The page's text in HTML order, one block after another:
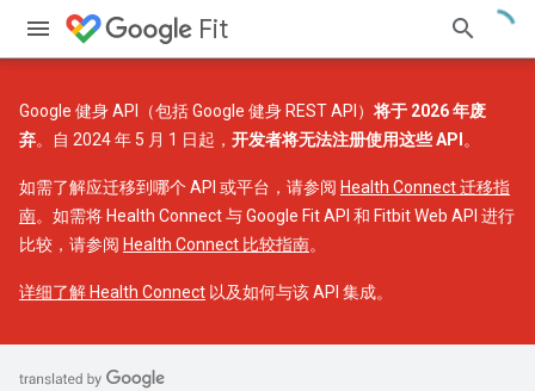
Fit
Google 健身 API（包括 Google 健身 REST API） 将于 2026 年废
弃。自 2024 年 5 月 1 日起， 开发者将无法注册使用这些 API 。
如需了解应迁移到哪个 API 或平台，请参阅 Health Connect 迁移指
南。如需将 Health Connect 与 Google Fit API 和 Fitbit Web API 进行
比较，请参阅 Health Connect 比较指南。
详细了解 Health Connect 以及如何与该 API 集成。